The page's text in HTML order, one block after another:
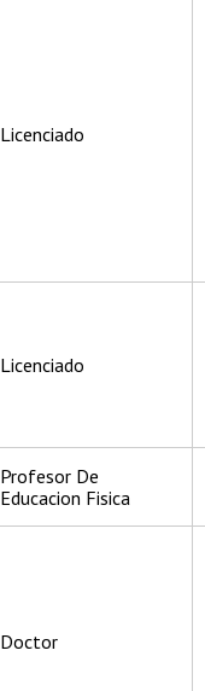
Licenciado
Licenciado
Profesor De
Educacion Fisica
Doctor